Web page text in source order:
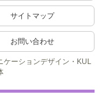
サイトマップ
お問い合わせ
ケーションデザイン・KUL